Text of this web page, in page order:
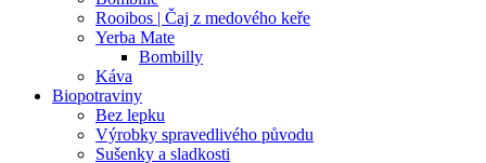
Rooibos | Čaj z medového keře
Yerba Mate
Bombilly
Káva
Biopotraviny
Bez lepku
Výrobky spravedlivého původu
Sušenky a sladkosti